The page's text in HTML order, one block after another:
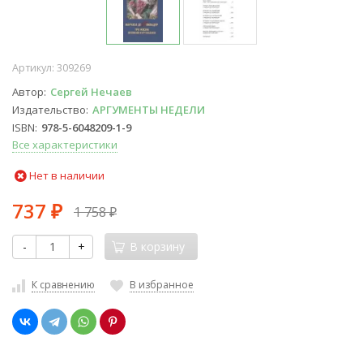
Артикул: 309269
Автор Сергей Нечаев
Издательство АРГУМЕНТЫ НЕДЕЛИ
ISBN 978-5-6048209-1-9
Все характеристики
Нет в наличии
737 ₽ 1 758₽
- + В корзину
К сравнению В избранное